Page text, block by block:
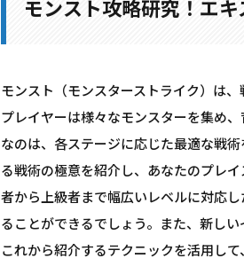
モンスト攻略研究！エ
モンスト（モンスターストライク）は
プレイヤーは様々なモンスターを集め
なのは、各ステージに応じた最適な戦
る戦術の極意を紹介し、あなたのプレ
者から上級者まで幅広いレベルに対応
ることができるでしょう。また、新し
これから紹介するテクニックを活用し